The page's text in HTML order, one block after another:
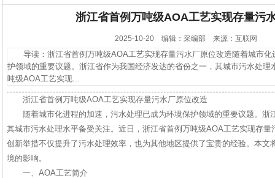
浙江省首例万吨级AOA工艺实现存量污
2025-10-20 编辑：采编部 来源：互联网
导读：浙江省首例万吨级AOA工艺实现存量污水厂原位改造随着城市化
护领域的重要议题。浙江省作为我国经济发达的省份之一，其城市污水处
吨级AOA工艺实现...
浙江省首例万吨级AOA工艺实现存量污水厂原位改造
随着城市化进程的加速，污水处理已成为环境保护领域的重要议题。浙
其城市污水处理水平备受关注。近日，浙江省首例万吨级AOA工艺实现存
创新举措不仅提升了污水处理效率，也为其他地区提供了宝贵的经验。本文
境的影响。
一、AOA工艺简介